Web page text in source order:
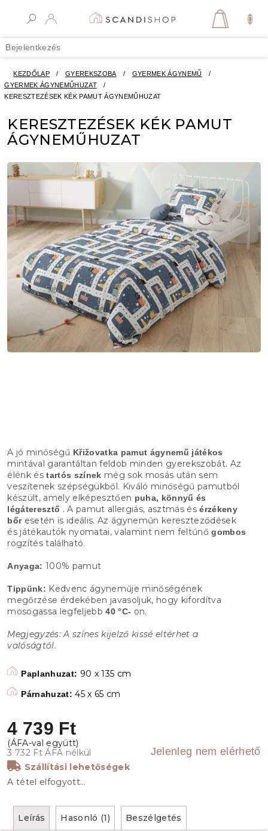
Bejelentkezés
KOSÁR
KEZDŐLAP / GYEREKSZOBA / GYERMEK ÁGYNEMŰ
/
GYERMEK ÁGYNEMŰHUZAT
/
KERESZTEZÉSEK KÉK PAMUT ÁGYNEMŰHUZAT
KERESZTEZÉSEK KÉK PAMUT
ÁGYNEMŰHUZAT
4 739 Ft
3 732 Ft ÁFA nélkül Jelenleg nem elérhető
Szállítási lehetőségek
A tétel elfogyott…
A jó minőségű Křižovatka pamut ágynemű játékos
mintával garantáltan feldob minden gyerekszobát. Az
élénk éstartós színek még sok mosás után sem
veszítenek szépségükből. Kiváló minőségű pamutból
készült, amely elképesztően puha, könnyű és
légáteresztő . A pamut allergiás, asztmás ésérzékeny
bőresetén is ideális. Az ágyneműn kereszteződések
és játékautók nyomatai, valamint nem feltűnőgombos
rögzítés található.
Anyaga: 100% pamut
Tippünk: Kedvenc ágyneműje minőségének
megőrzése érdekében javasoljuk, hogy kifordítva
mosogassa legfeljebb40 °C- on.
Megjegyzés: A színes kijelző kissé eltérhet a
valóságtól.
Paplanhuzat: 90 x 135 cm
Párnahuzat: 45 x 65 cm
Leírás Hasonló (1) Beszélgetés